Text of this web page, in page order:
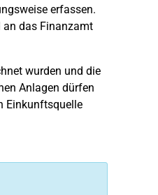
erfassen.
an das Finanzamt
wurden und die
Anlagen dürfen
Einkunftsquelle